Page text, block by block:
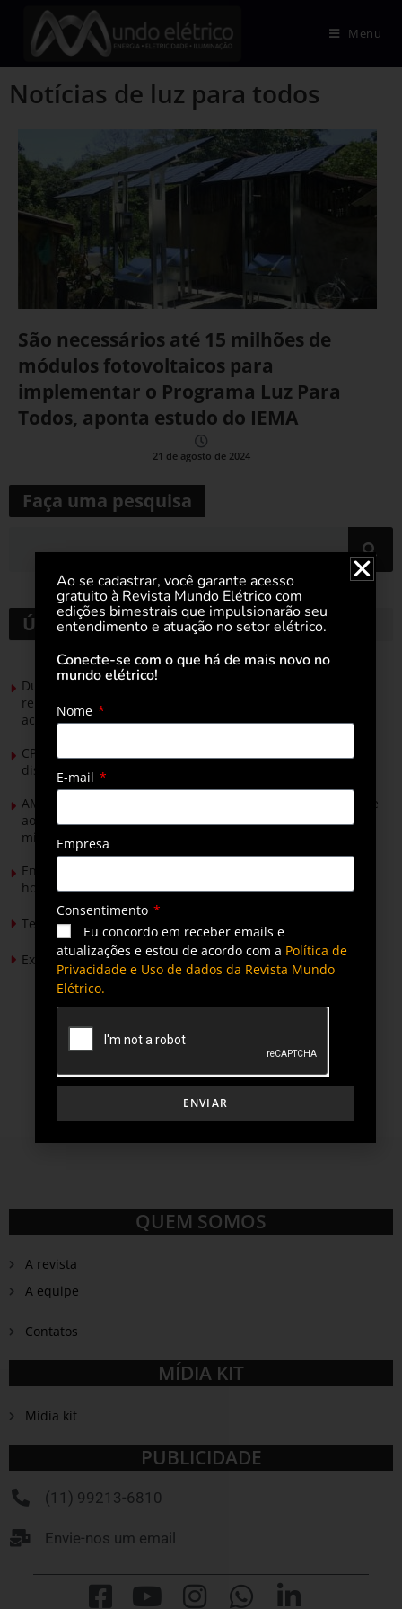
Menu
Notícias de luz para todos
São necessários até 15 milhões de
módulos fotovoltaicos para
implementar o Programa Luz Para
Todos, aponta estudo do IEMA
21 de agosto de 2024
Faça uma pesquisa
Últimas notícias
Durante esforço concentrado do Congresso, setor de
renováveis apresenta no Senado Federal pautas para
acelerar transição energética
CPFL Energia e TIM se unem para criar a rede de
distribuição do futuro com tecnologia privativa
AMIG Brasil convida pré-candidatos ao Governo de Minas e
ao Senado para discutir propostas para os municípios
mineradores e afetados
Energia solar permitirá ampliar em 25% a produção de
hortaliças em projeto social no Tocantins
Tendências de Iluminação em 2026
Expansão da energia solar no Brasil
QUEM SOMOS
A revista
A equipe
Contatos
MÍDIA KIT
Mídia kit
PUBLICIDADE
(11) 99213-6810
Envie-nos um email
Ao se cadastrar, você garante acesso
gratuito à Revista Mundo Elétrico com
edições bimestrais que impulsionarão seu
entendimento e atuação no setor elétrico.
Conecte-se com o que há de mais novo no
mundo elétrico!
Nome
E-mail
Empresa
Consentimento
Eu concordo em receber emails e
atualizações e estou de acordo com a Política de
Privacidade e Uso de dados da Revista Mundo
Elétrico.
ENVIAR